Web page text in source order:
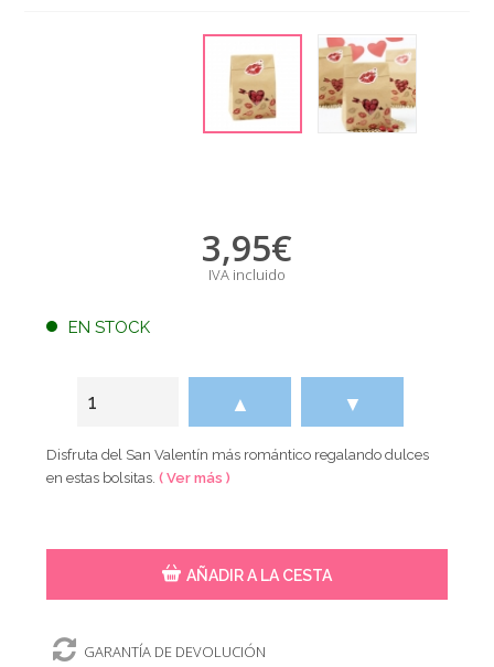
3,95€
IVA incluido
EN STOCK
▲ ▼
Disfruta del San Valentín más romántico regalando dulces
en estas bolsitas.( Ver más )
AÑADIR A LA CESTA
GARANTÍA DE DEVOLUCIÓN